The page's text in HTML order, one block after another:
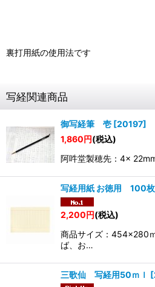
裏打用紙の使用法です
写経関連商品
御写経筆 壱 [20197]
1,860円(税込)
阿吽堂製穂先：4×
写経用紙 お徳用 100枚
2,200円(税込)
商品サイズ：454×280
ば、お…
三歌仙 写経用50ｍｌ [